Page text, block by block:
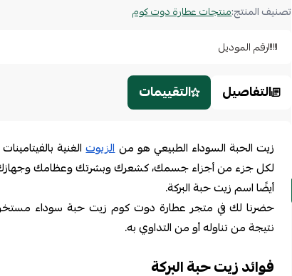
تصنيف المنتج:منتجات عطارة دوت كوم
رقم الموديل
التفاصيل التقييمات
زيت الحبة السوداء الطبيعي هو منالزيوتالغنية
لكل جزء من أجزاء جسمك، كشعرك وبشرتك وعظامك
أيضًا اسم زيت حبة البركة.
حضرنا لك في متجر عطارة دوت كوم زيت حبة سوداء
نتيجة من تناوله أو من التداوي به.
فوائد زيت حبة البركة